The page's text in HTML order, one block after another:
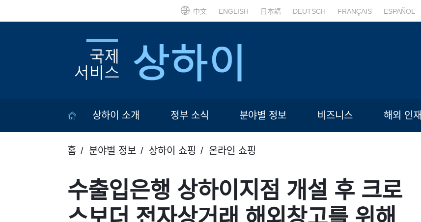
中文 ENGLISH 日本語 DEUTSCH FRANÇAIS ESPAÑOL
상하이 소개 정부 소식 분야별 정보 비즈니스 해외 인재
홈 분야별 정보 상하이 쇼핑 온라인 쇼핑
수출입은행 상하이지점 개설 후 크로
스보더 전자상거래 해외창고를 위해